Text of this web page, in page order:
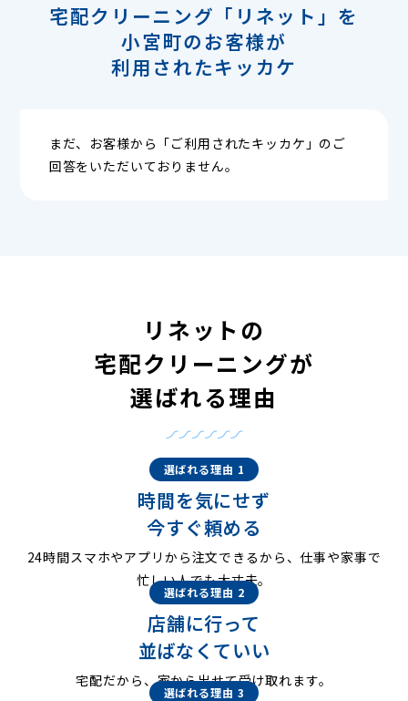
宅配クリーニング「リネット」を
小宮町のお客様が
利用されたキッカケ
まだ、お客様から「ご利用されたキッカケ」のご
回答をいただいておりません。
リネットの
宅配クリーニングが
選ばれる理由
選ばれる理由 1
時間を気にせず
今すぐ頼める
24時間スマホやアプリから注文できるから、仕事や家事で
忙しい人でも大丈夫。
選ばれる理由 2
店舗に行って
並ばなくていい
宅配だから、家から出せて受け取れます。
選ばれる理由 3